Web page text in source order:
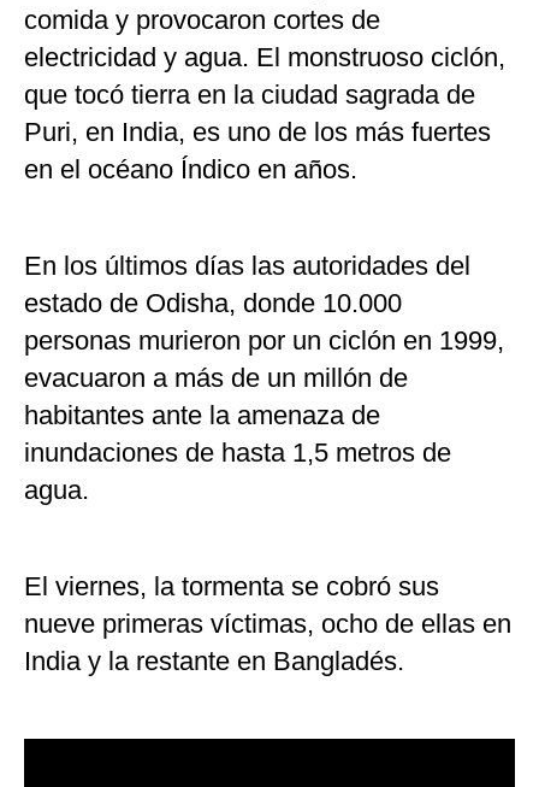
comida y provocaron cortes de
electricidad y agua. El monstruoso ciclón,
que tocó tierra en la ciudad sagrada de
Puri, en India, es uno de los más fuertes
en el océano Índico en años.
En los últimos días las autoridades del
estado de Odisha, donde 10.000
personas murieron por un ciclón en 1999,
evacuaron a más de un millón de
habitantes ante la amenaza de
inundaciones de hasta 1,5 metros de
agua.
El viernes, la tormenta se cobró sus
nueve primeras víctimas, ocho de ellas en
India y la restante en Bangladés.